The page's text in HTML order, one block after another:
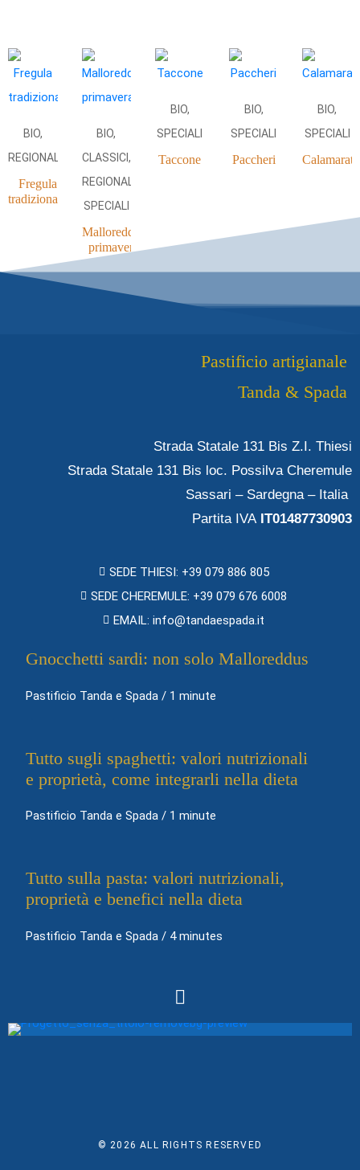
BIO,
REGIONALI
Fregula
tradizionale
BIO,
CLASSICI,
REGIONALI,
SPECIALI
Malloreddus
primavera
BIO,
SPECIALI
Taccone
BIO,
SPECIALI
Paccheri
BIO,
SPECIALI
Calamarata
Pastificio artigianale
Tanda & Spada
Strada Statale 131 Bis Z.I. Thiesi
Strada Statale 131 Bis loc. Possilva Cheremule
Sassari – Sardegna – Italia
Partita IVA IT01487730903
SEDE THIESI: +39 079 886 805
SEDE CHEREMULE: +39 079 676 6008
EMAIL: info@tandaespada.it
Gnocchetti sardi: non solo Malloreddus
Pastificio Tanda e Spada / 1 minute
Tutto sugli spaghetti: valori nutrizionali
e proprietà, come integrarli nella dieta
Pastificio Tanda e Spada / 1 minute
Tutto sulla pasta: valori nutrizionali,
proprietà e benefici nella dieta
Pastificio Tanda e Spada / 4 minutes
© 2026ALL RIGHTS RESERVED